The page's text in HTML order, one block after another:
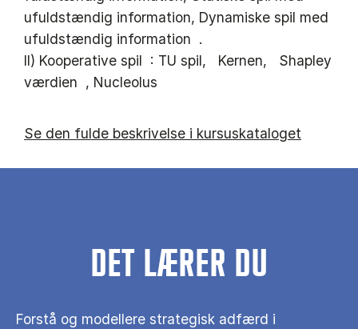
ufuldstændig information, Dynamiske spil med
ufuldstændig information .
II) Kooperative spil : TU spil, Kernen, Shapley
værdien , Nucleolus
Se den fulde beskrivelse i kursuskataloget
DET LÆRER DU
Forstå og modellere strategisk adfærd i